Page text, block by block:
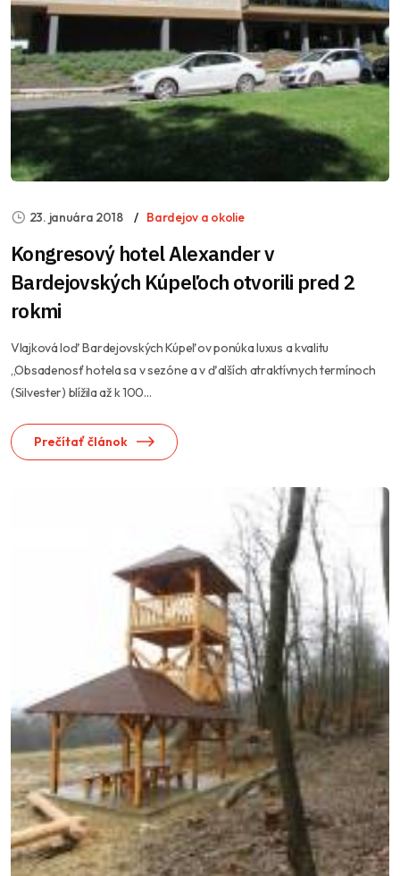
23. januára 2018 Bardejov a okolie
Kongresový hotel Alexander v
Bardejovských Kúpeľoch otvorili pred 2
rokmi
Vlajková loď Bardejovských Kúpeľov ponúka luxus a kvalitu
,,Obsadenosť hotela sa v sezóne a v ďalších atraktívnych termínoch
(Silvester) blížila až k 100...
Prečítať článok